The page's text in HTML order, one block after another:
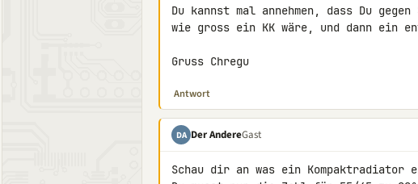
Du kannst mal annehmen, dass Du
wie gross ein KK wäre, und dann ein
Gruss Chregu
Antwort
DA Der AndereGast
Schau dir an was ein